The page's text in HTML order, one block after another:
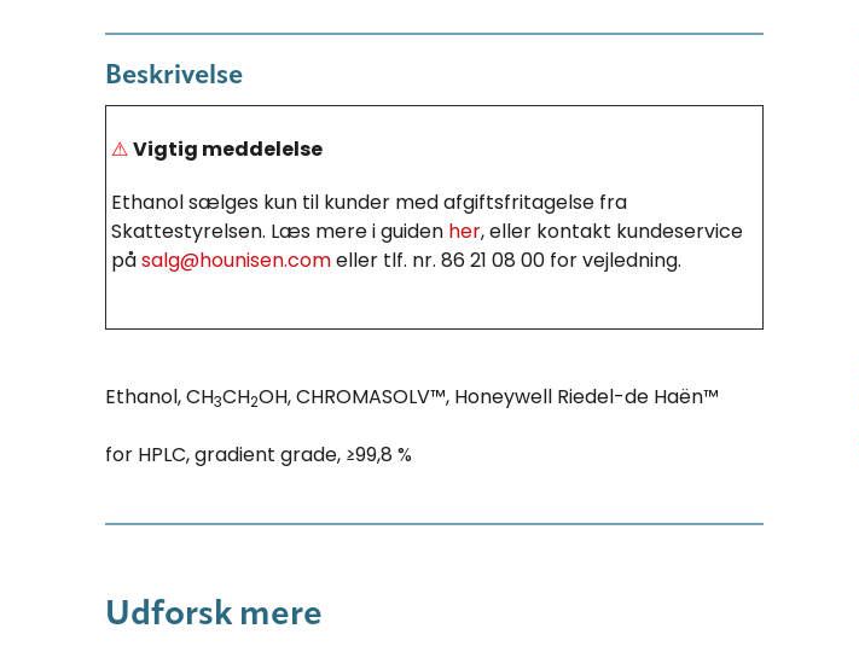
Beskrivelse
⚠Vigtig meddelelse
Ethanol sælges kun til kunder med afgiftsfritagelse fra
Skattestyrelsen. Læs mere i guiden her, eller kontakt kundeservice
påsalg@hounisen.comeller tlf. nr. 86 21 08 00 for vejledning.
Ethanol, CH3CH2OH, CHROMASOLV™, Honeywell Riedel-de Haën™
for HPLC, gradient grade, ≥99,8 %
Udforsk mere